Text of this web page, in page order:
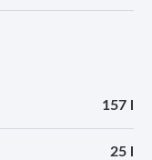
157 l
25 l